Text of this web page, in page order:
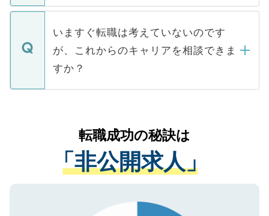
関を公にしてしまうと、応募が殺到する場
に、医療機関が求める条件に合った人材の
みを人材紹介会社に依頼するケースが増え
ています。
定を承諾する必要はありません。内定先へ
の辞退の連絡はキャリアパートナーが行い
個人情報が漏えいすることはありませんの
で、ご安心ください。当サイトからの登録
などで収集したご登録者様の個人情報は、
ご本人のキャリアアップおよび転職活動の
支援を目的に使用いたします。お預かりし
ているすべての個人データはご本人の許可
は、個人情報の取り扱いについての厳密な
管理基準を満たした事業者のみに付与され
る、プライバシーマークを取得済みです。
で、機密保持に関してもご安心ください。
いますぐ転職は考えていないのです
が、これからのキャリアを相談できま
すか？
かがいして、現在の医療機関の状況や紹介
経験をまじえながら、適切なアドバイスを
させていただきます。すぐにご転職をされ
ない方には、長期的なサポートが可能です
ので、まずはご登録ください。
転職成功の秘訣は
「非公開求人」